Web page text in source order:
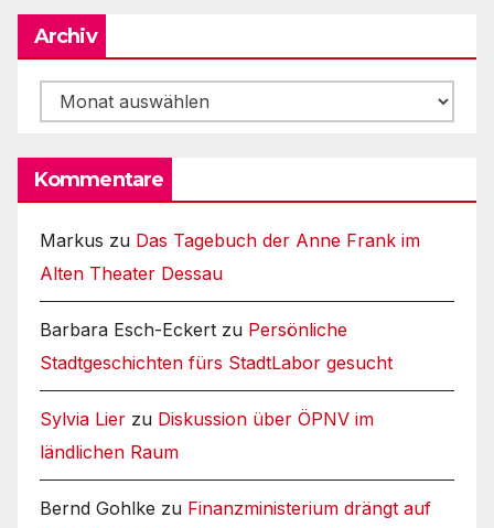
Archiv
Archiv
Kommentare
Markus zu Das Tagebuch der Anne Frank im
Alten Theater Dessau
Barbara Esch-Eckert zu Persönliche
Stadtgeschichten fürs StadtLabor gesucht
Sylvia Lier zu Diskussion über ÖPNV im
ländlichen Raum
Bernd Gohlke zu Finanzministerium drängt auf